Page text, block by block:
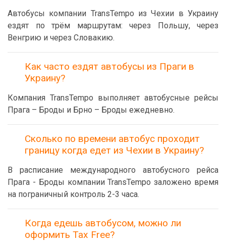
Автобусы компании TransTempo из Чехии в Украину
ездят по трём маршрутам: через Польшу, через
Венгрию и через Словакию.
Как часто ездят автобусы из Праги в
Украину?
Компания TransTempo выполняет автобусные рейсы
Прага – Броды и Брно – Броды ежедневно.
Сколько по времени автобус проходит
границу когда едет из Чехии в Украину?
В расписание международного автобусного рейса
Прага - Броды компании TransTempo заложено время
на пограничный контроль 2-3 часа.
Когда едешь автобусом, можно ли
оформить Tax Free?